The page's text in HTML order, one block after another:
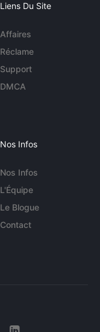
Liens Du Site
Affaires
Réclame
Support
DMCA
Nos Infos
Nos Infos
L'Équipe
Le Blogue
Contact